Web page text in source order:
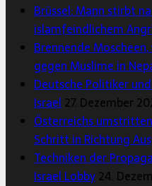
Brüssel: Mann stirbt
islamfeindlichem
Brennende
gegen Muslime in
Deutsche Politiker
Israel 27. Dezember
Österreichs
Schritt in Richtung
Techniken der
Israel Lobby24.